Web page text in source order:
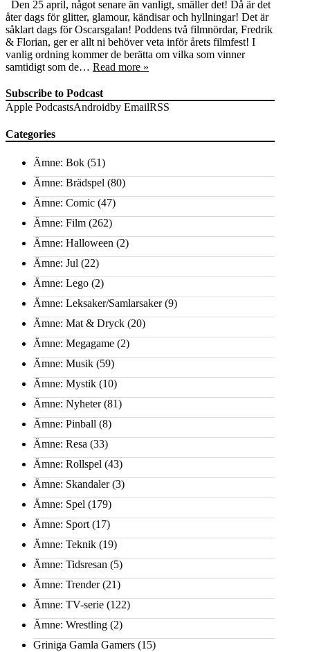
Den 25 april, något senare än vanligt, smäller det! Då är det
åter dags för glitter, glamour, kändisar och hyllningar! Det är
såklart dags för Oscarsgalan! Poddens två filmnördar, Fredrik
& Florian, ger er allt ni behöver veta inför årets filmfest! I
vanlig ordning kommer de berätta om vilka som vinner
samtidigt som de… Read more »
Subscribe to Podcast
Apple PodcastsAndroidby EmailRSS
Categories
Ämne: Bok (51)
Ämne: Brädspel (80)
Ämne: Comic (47)
Ämne: Film (262)
Ämne: Halloween (2)
Ämne: Jul (22)
Ämne: Lego (2)
Ämne: Leksaker/Samlarsaker(9)
Ämne: Mat & Dryck (20)
Ämne: Megagame (2)
Ämne: Musik (59)
Ämne: Mystik (10)
Ämne: Nyheter(81)
Ämne: Pinball (8)
Ämne: Resa (33)
Ämne: Rollspel (43)
Ämne: Skandaler(3)
Ämne: Spel (179)
Ämne: Sport (17)
Ämne: Teknik (19)
Ämne: Tidsresan (5)
Ämne: Trender(21)
Ämne: TV-serie (122)
Ämne: Wrestling (2)
Griniga Gamla Gamers (15)